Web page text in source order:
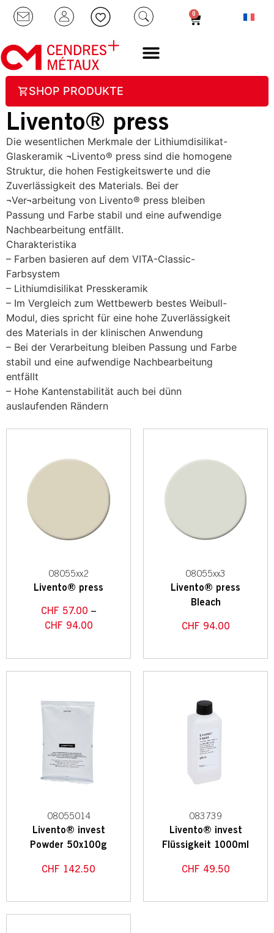
0
SHOP PRODUKTE
Livento® press
Die wesentlichen Merkmale der Lithiumdisilikat-
Glaskeramik ¬Livento® press sind die homogene
Struktur, die hohen Festigkeitswerte und die
Zuverlässigkeit des Materials. Bei der
¬Ver¬arbeitung von Livento® press bleiben
Passung und Farbe stabil und eine aufwendige
Nachbearbeitung entfällt.
Charakteristika
– Farben basieren auf dem VITA-Classic-
Farbsystem
– Lithiumdisilikat Presskeramik
– Im Vergleich zum Wettbewerb bestes Weibull-
Modul, dies spricht für eine hohe Zuverlässigkeit
des Materials in der klinischen Anwendung
– Bei der Verarbeitung bleiben Passung und Farbe
stabil und eine aufwendige Nachbearbeitung
entfällt
– Hohe Kantenstabilität auch bei dünn
auslaufenden Rändern
08055xx2
Livento® press
CHF 57.00 –
CHF 94.00
08055xx3
Livento® press
Bleach
CHF 94.00
08055014
Livento® invest
Powder 50x100g
CHF 142.50
083739
Livento® invest
Flüssigkeit 1000ml
CHF 49.50